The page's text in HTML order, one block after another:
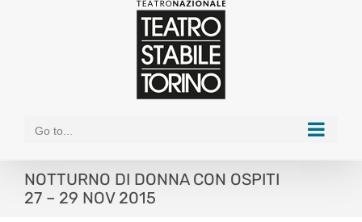
Go to...
NOTTURNO DI DONNA CON OSPITI
27 – 29 NOV 2015